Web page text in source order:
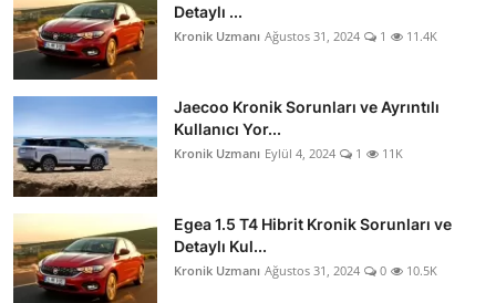
Detaylı ...
Kronik Uzmanı Ağustos 31, 2024 1 11.4K
Jaecoo Kronik Sorunları ve Ayrıntılı
Kullanıcı Yor...
Kronik Uzmanı Eylül 4, 2024 1 11K
Egea 1.5 T4 Hibrit Kronik Sorunları ve
Detaylı Kul...
Kronik Uzmanı Ağustos 31, 2024 0 10.5K